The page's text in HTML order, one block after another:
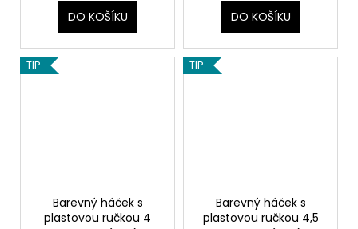
DO KOŠÍKU DO KOŠÍKU
TIP
Barevný háček s
plastovou ručkou 4
TIP
Barevný háček s
plastovou ručkou 4,5